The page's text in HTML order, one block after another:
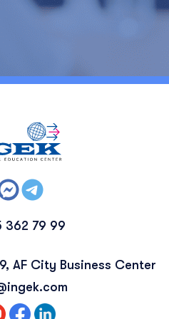
362 79 99
AF City Business Center